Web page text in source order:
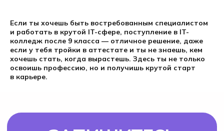
Если ты хочешь быть востребованным специалистом
и работать в крутой IT-сфере, поступление в IT-
колледж после 9 класса — отличное решение, даже
если у тебя тройки в аттестате и ты не знаешь, кем
хочешь стать, когда вырастешь. Здесь ты не только
освоишь профессию, но и получишь крутой старт
в карьере.